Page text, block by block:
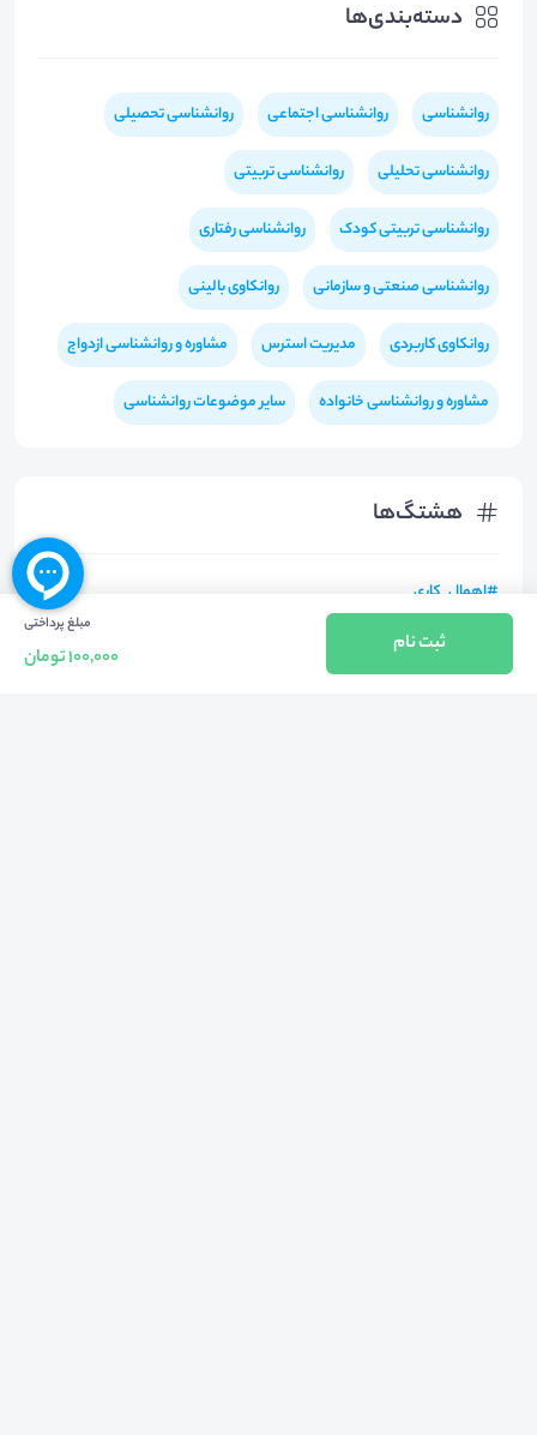
دسته‌بندی‌ها
روانشناسی روانشناسی اجتماعی روانشناسی تحصیلی
روانشناسی تحلیلی روانشناسی تربیتی
روانشناسی تربیتی کودک روانشناسی رفتاری
روانشناسی صنعتی و سازمانی روانکاوی بالینی
روانکاوی کاربردی مدیریت استرس مشاوره و روانشناسی ازدواج
مشاوره و روانشناسی خانواده سایر موضوعات روانشناسی
هشتگ‌ها
#اهمال_کاری
مبلغ پرداختی
100,000 تومان
ثبت نام